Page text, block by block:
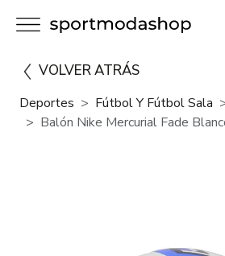
VOLVER ATRÁS
Deportes Fútbol Y Fútbol Sala
Balón Nike Mercurial Fade